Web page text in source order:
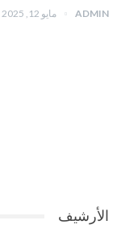
ADMIN مايو 12, 2025
الأرشيف